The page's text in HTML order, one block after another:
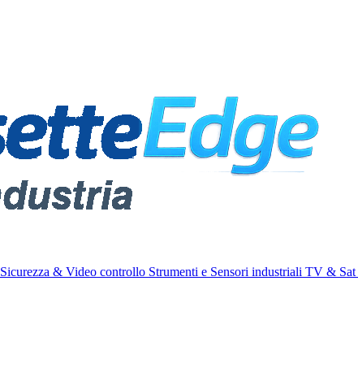
Sicurezza & Video controllo Strumenti e Sensori industriali TV & Sat